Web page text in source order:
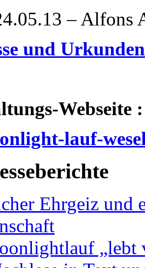
– Alfons
und
Webseite :
lauf-
Ehrgeiz und
„lebt